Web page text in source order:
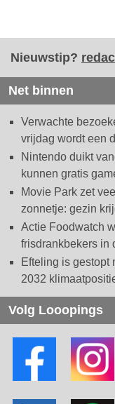
Nieuwstip?
Net binnen
Verwachte
vrijdag wordt een
Nintendo duikt
kunnen gratis
Movie Park zet
zonnetje: gezin
Actie Foodwatch
frisdrankbekers in
Efteling is gestopt
2032
Volg Looopings